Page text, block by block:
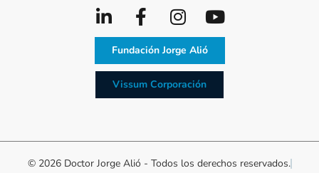
Fundación Jorge Alió
Vissum Corporación
© 2026 Doctor Jorge Alió - Todos los derechos reservados.